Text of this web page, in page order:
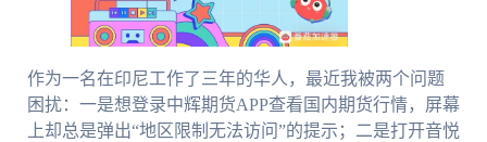
作为一名在印尼工作了三年的华人，最近我被两个问题
困扰：一是想登录中辉期货APP查看国内期货行情，屏幕
上却总是弹出“地区限制无法访问”的提示；二是打开音悦